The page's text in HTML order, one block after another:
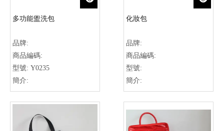
多功能盥洗包
品牌:
商品編碼:
型號: Y0235
簡介:
化妝包
品牌:
商品編碼:
型號:
簡介: